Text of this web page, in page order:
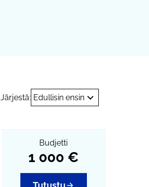
Järjestä: Edullisin ensin
Budjetti
1 000 €